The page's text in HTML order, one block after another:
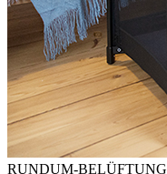
RUNDUM-BELÜFTUNG